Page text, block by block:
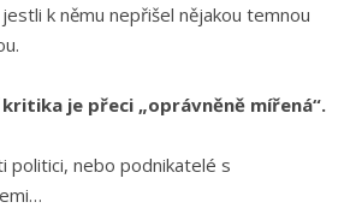
k němu nepřišel nějakou temnou
je přeci „oprávněně mířená“.
politici, nebo podnikatelé s